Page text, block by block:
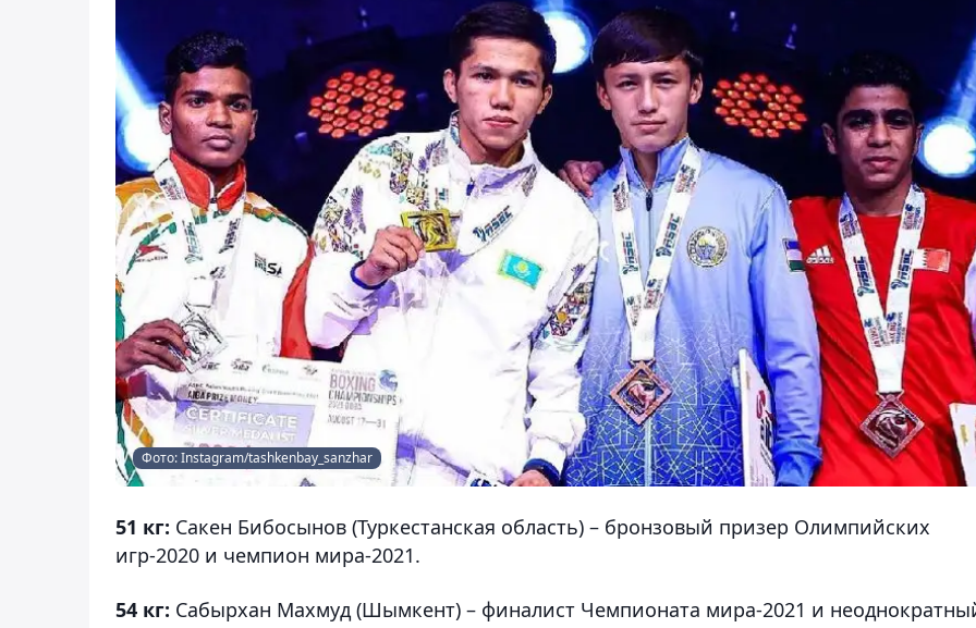
Фото: Instagram/tashkenbay_sanzhar
51 кг: Сакен Бибосынов (Туркестанская область) – бронзовый призер Олимпийских
игр-2020 и чемпион мира-2021.
54 кг: Сабырхан Махмуд (Шымкент) – финалист Чемпионата мира-2021 и